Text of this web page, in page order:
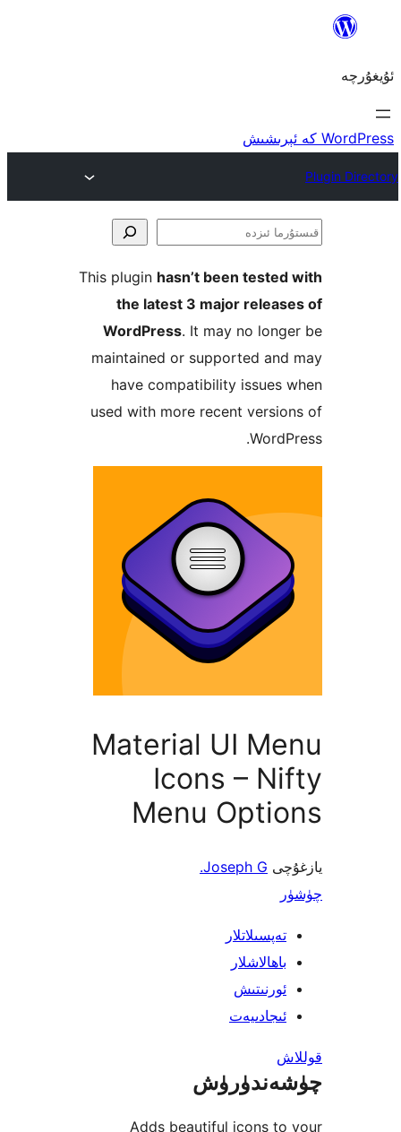
This pluginhasn’t been
the latest 3 major
WordPress . It may no
maintained or supported
have compatibility
used with more recent
Material UI
Icons –
Menu
Adds beautiful icons